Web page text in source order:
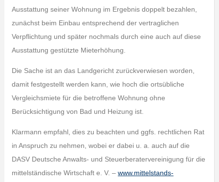
Ausstattung seiner Wohnung im Ergebnis doppelt bezahlen,
zunächst beim Einbau entsprechend der vertraglichen
Verpflichtung und später nochmals durch eine auch auf diese
Ausstattung gestützte Mieterhöhung.
Die Sache ist an das Landgericht zurückverwiesen worden,
damit festgestellt werden kann, wie hoch die ortsübliche
Vergleichsmiete für die betroffene Wohnung ohne
Berücksichtigung von Bad und Heizung ist.
Klarmann empfahl, dies zu beachten und ggfs. rechtlichen Rat
in Anspruch zu nehmen, wobei er dabei u. a. auch auf die
DASV Deutsche Anwalts- und Steuerberatervereinigung für die
mittelständische Wirtschaft e. V. – www.mittelstands-